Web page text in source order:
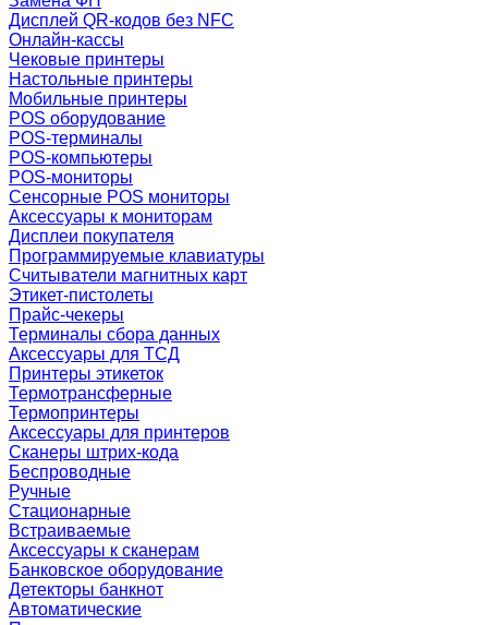
Дисплей QR-кодов без NFC
Онлайн-кассы
Чековые принтеры
Настольные принтеры
Мобильные принтеры
POS оборудование
POS-терминалы
POS-компьютеры
POS-мониторы
Сенсорные POS мониторы
Аксессуары к мониторам
Дисплеи покупателя
Программируемые клавиатуры
Считыватели магнитных карт
Этикет-пистолеты
Прайс-чекеры
Терминалы сбора данных
Аксессуары для ТСД
Принтеры этикеток
Термотрансферные
Термопринтеры
Аксессуары для принтеров
Сканеры штрих-кода
Беспроводные
Ручные
Стационарные
Встраиваемые
Аксессуары к сканерам
Банковское оборудование
Детекторы банкнот
Автоматические